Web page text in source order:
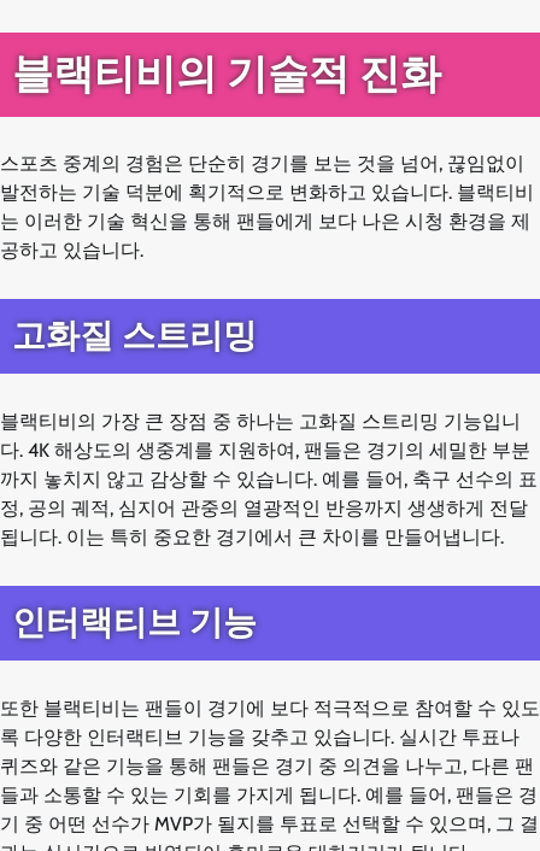
블랙티비의 기술적 진화
스포츠 중계의 경험은 단순히 경기를 보는 것을 넘어, 끊임없이
발전하는 기술 덕분에 획기적으로 변화하고 있습니다. 블랙티비
는 이러한 기술 혁신을 통해 팬들에게 보다 나은 시청 환경을 제
공하고 있습니다.
고화질 스트리밍
블랙티비의 가장 큰 장점 중 하나는 고화질 스트리밍 기능입니
다. 4K 해상도의 생중계를 지원하여, 팬들은 경기의 세밀한 부분
까지 놓치지 않고 감상할 수 있습니다. 예를 들어, 축구 선수의 표
정, 공의 궤적, 심지어 관중의 열광적인 반응까지 생생하게 전달
됩니다. 이는 특히 중요한 경기에서 큰 차이를 만들어냅니다.
인터랙티브 기능
또한 블랙티비는 팬들이 경기에 보다 적극적으로 참여할 수 있도
록 다양한 인터랙티브 기능을 갖추고 있습니다. 실시간 투표나
퀴즈와 같은 기능을 통해 팬들은 경기 중 의견을 나누고, 다른 팬
들과 소통할 수 있는 기회를 가지게 됩니다. 예를 들어, 팬들은 경
기 중 어떤 선수가 MVP가 될지를 투표로 선택할 수 있으며, 그 결